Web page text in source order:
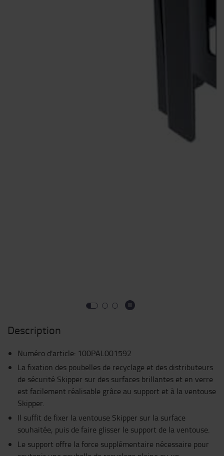
Description
Numéro d'article: 100PAL001592
La fixation des poubelles de recyclage et des distributeurs
de sécurité Skipper sur des surfaces brillantes et en verre
est facilement réalisable grâce au support et à la ventouse
Skipper.
Il suffit de fixer la ventouse Skipper sur la surface
souhaitée, puis de faire glisser le support de la ventouse.
Le support offre la force supplémentaire nécessaire pour